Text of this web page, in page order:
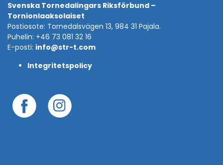
Svenska Tornedalingars Riksförbund –
Tornionlaaksolaiset
Postiosote: Tornedalsvägen 13, 984 31 Pajala.
Puhelin: +46 73 081 32 16
E-posti: info@str-t.com
Integritetspolicy